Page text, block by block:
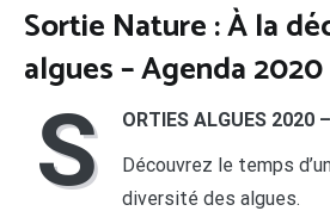
Sortie Nature : À la
algues – Agenda 2020
S
ORTIES ALGUES 2020
Découvrez le temps
diversité des algues.